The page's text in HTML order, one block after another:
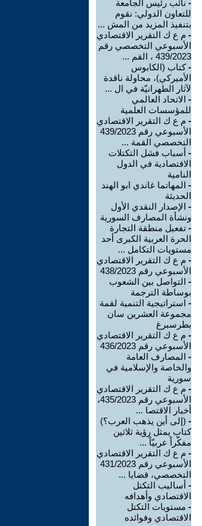
- نائب رئيس الجامعة
للتعاون الدولي: نقوم
بتنفيذ المزيد من المش ...
- م ع ك التقرير الاقتصادي
الأسبوعي التخصصي رقم
439/2023 ، القم ...
-كتاب (الكابوس
الأميركي)، محاولة ناقدة
لآثار الطهرانيّة في ال ...
- الاتحاد العالمي
للمؤسسات العلمية
- م ع ك التقرير الاقتصادي
الأسبوعي رقم 439/2023
التخصصي القمة ...
- أسباب فشل التكتلات
الاقتصادية في الدول
النامية
- المهاتما غاندي ابو الهند
الحديثة
- الإصدار النقدي الأول
ونشأة المصارف السورية
- تفعيل منطقة التجارة
الحرة العربية الكبرى أحد
مستويات التكامل ...
- م ع ك التقرير الاقتصادي
الأسبوعي رقم 438/2023
- التواصل بين الشعوب
بوساطة الترجمة
- استراتيجية التنمية لقمة
مجموعة العشرين سان
بطرسبرغ
- م ع ك التقرير الاقتصادي
الأسبوعي رقم 436/2023
- المصارف العامة
والخاصة والإسلامية في
سورية
- م ع ك التقرير الاقتصادي
الأسبوعي رقم 435/2023،
أخبار الاقتصا ...
- (إلى أين يذهب العرب؟)
كتاب يمثل رؤية ثلاثين
مفكّراً عربيّاً ...
- م ع ك التقرير الاقتصادي
الأسبوعي رقم 431/2023
التخصصي، قضايا ...
- أساليب التكتل
الاقتصادي وأهدافه
- مستويات التكتل
الاقتصادي وفوائده